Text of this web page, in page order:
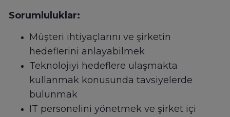
Sorumluluklar:
Müşteri ihtiyaçlarını ve şirketin
hedeflerini anlayabilmek
Teknolojiyi hedeflere ulaşmakta
kullanmak konusunda tavsiyelerde
bulunmak
IT personelini yönetmek ve şirket içi